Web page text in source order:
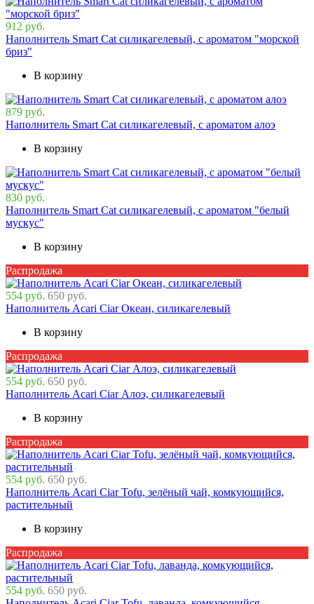
912 руб.
Наполнитель Smart Cat cиликагелевый, с ароматом "морской
бриз"
В корзину
879 руб.
Наполнитель Smart Cat cиликагелевый, с ароматом алоэ
В корзину
830 руб.
Наполнитель Smart Cat cиликагелевый, с ароматом "белый
мускус"
В корзину
Распродажа
554 руб. 650 руб.
Наполнитель Acari Ciar Океан, силикагелевый
В корзину
Распродажа
554 руб. 650 руб.
Наполнитель Acari Ciar Алоэ, силикагелевый
В корзину
Распродажа
554 руб. 650 руб.
Наполнитель Acari Ciar Tofu, зелёный чай, комкующийся,
растительный
В корзину
Распродажа
554 руб. 650 руб.